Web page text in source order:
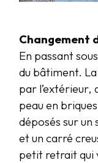
Changement
En passant
du bâtiment.
par l’extérieur,
peau en
déposés sur un
et un carré
petit retrait qui